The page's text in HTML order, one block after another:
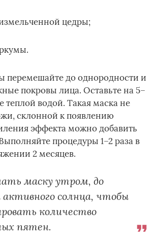
цедры;
перемешайте до однородности и
покровы лица. Оставьте на 5–
теплой водой. Такая маска не
склонной к появлению
эффекта можно добавить
процедуры 1–2 раза в
2 месяцев.
маску утром, до
активного солнца, чтобы
количество
пятен.